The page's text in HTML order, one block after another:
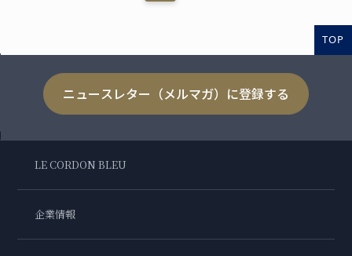
TOP
ニュースレター（メルマガ）に登録する
LE CORDON BLEU
企業情報